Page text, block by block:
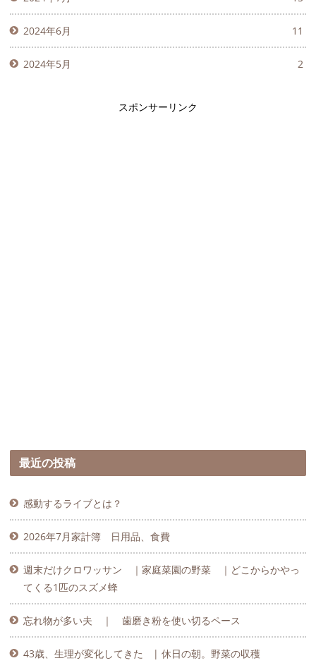
2024年6月 11
2024年5月 2
スポンサーリンク
最近の投稿
感動するライブとは？
2026年7月家計簿 日用品、食費
週末だけクロワッサン ｜家庭菜園の野菜 ｜どこからかやっ
てくる1匹のスズメ蜂
忘れ物が多い夫 ｜ 歯磨き粉を使い切るペース
43歳、生理が変化してきた | 休日の朝。野菜の収穫